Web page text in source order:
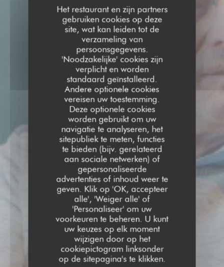
Het restaurant en zijn partners
gebruiken cookies op deze
site, wat kan leiden tot de
verzameling van
persoonsgegevens.
'Noodzakelijke' cookies zijn
verplicht en worden
standaard geïnstalleerd.
Andere optionele cookies
vereisen uw toestemming.
Deze optionele cookies
worden gebruikt om uw
navigatie te analyseren, het
sitepubliek te meten, functies
te bieden (bijv. gerelateerd
aan sociale netwerken) of
gepersonaliseerde
advertenties of inhoud weer te
geven. Klik op 'OK, accepteer
alle', 'Weiger alle' of
'Personaliseer' om uw
voorkeuren te beheren. U kunt
uw keuzes op elk moment
wijzigen door op het
cookiepictogram linksonder
op de sitepagina's te klikken.